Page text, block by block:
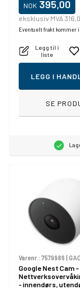
NOK 395,00
eksklusiv MVA
Eventuelt frakt kommer
Legg til i
liste
LEGG I
SE
Varenr.: 7579986
Google Nest Cam -
- innendørs,